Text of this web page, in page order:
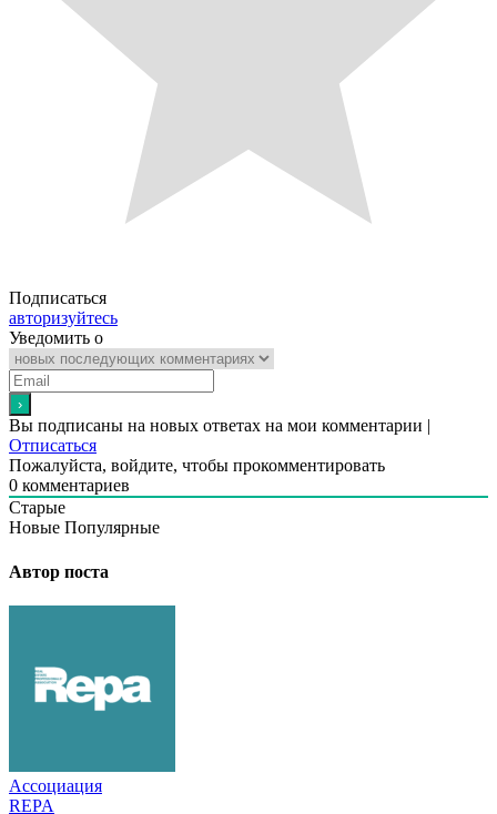
Подписаться
авторизуйтесь
Уведомить о
Вы подписаны на новых ответах на мои комментарии |
Отписаться
Пожалуйста, войдите, чтобы прокомментировать
0 комментариев
Старые
Новые Популярные
Автор поста
Ассоциация
REPA